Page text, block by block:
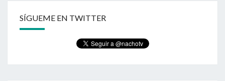
SÍGUEME EN TWITTER